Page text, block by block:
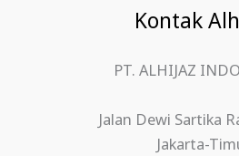
Kontak
PT. ALHIJAZ
Jalan Dewi Sartika
Jakarta-